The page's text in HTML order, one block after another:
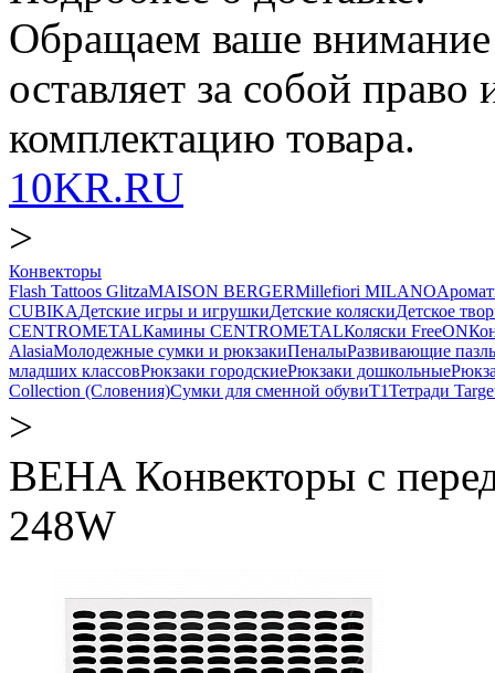
Обращаем ваше внимание
оставляет за собой
комплектацию товара.
10KR.RU
>
Конвекторы
Flash Tattoos GlitzaMAISON BERGERMillefiori MILANO
CUBIKAДетские игры и игрушкиДетские коляскиДетское
CENTROMETALКамины CENTROMETALКоляски FreeON
AlasiaМолодежные сумки и рюкзакиПеналыРазвивающие
младших классовРюкзаки городскиеРюкзаки дошкольные
Collection (Словения)Сумки для сменной обувиТ1Тетради
>
BEHA Конвекторы c
248W